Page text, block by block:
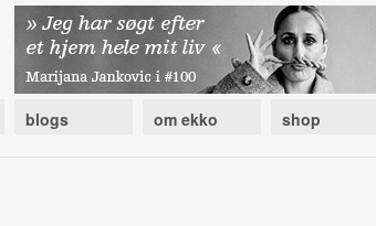
blogs om ekko shop